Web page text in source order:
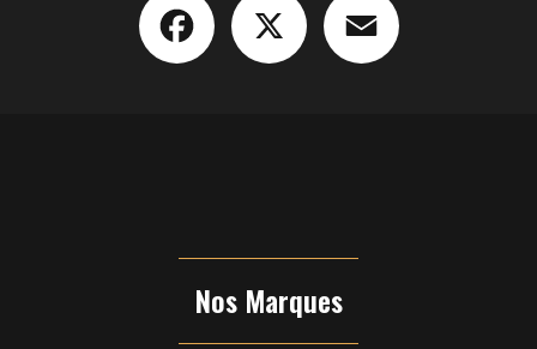
Nos Marques